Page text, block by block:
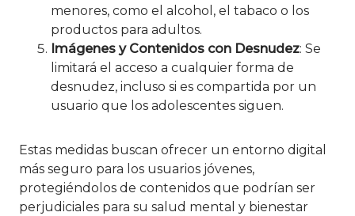
menores, como el alcohol, el tabaco o los
productos para adultos.
Imágenes y Contenidos con Desnudez: Se
limitará el acceso a cualquier forma de
desnudez, incluso si es compartida por un
usuario que los adolescentes siguen.
Estas medidas buscan ofrecer un entorno digital
más seguro para los usuarios jóvenes,
protegiéndolos de contenidos que podrían ser
perjudiciales para su salud mental y bienestar